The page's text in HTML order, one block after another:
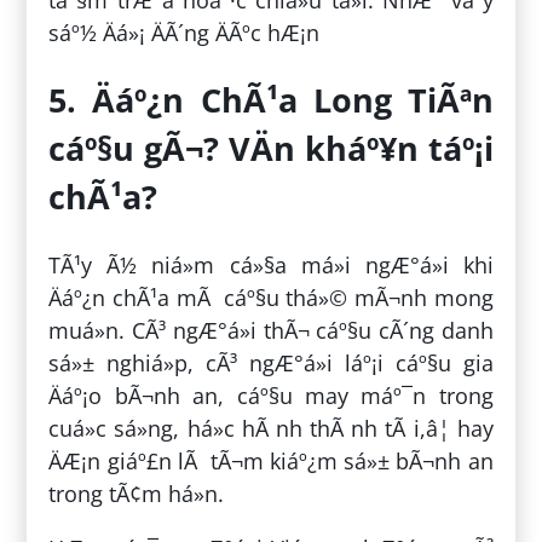
sáº½ Äá»¡ ÄÃ´ng ÄÃºc hÆ¡n
5. Äáº¿n ChÃ¹a Long TiÃªn
cáº§u gÃ¬? VÄn kháº¥n táº¡i
chÃ¹a?
TÃ¹y Ã½ niá»m cá»§a má»i ngÆ°á»i khi
Äáº¿n chÃ¹a mÃ cáº§u thá»© mÃ¬nh mong
muá»n. CÃ³ ngÆ°á»i thÃ¬ cáº§u cÃ´ng danh
sá»± nghiá»p, cÃ³ ngÆ°á»i láº¡i cáº§u gia
Äáº¡o bÃ¬nh an, cáº§u may máº¯n trong
cuá»c sá»ng, há»c hÃ nh thÃ nh tÃ i,â¦ hay
ÄÆ¡n giáº£n lÃ tÃ¬m kiáº¿m sá»± bÃ¬nh an
trong tÃ¢m há»n.